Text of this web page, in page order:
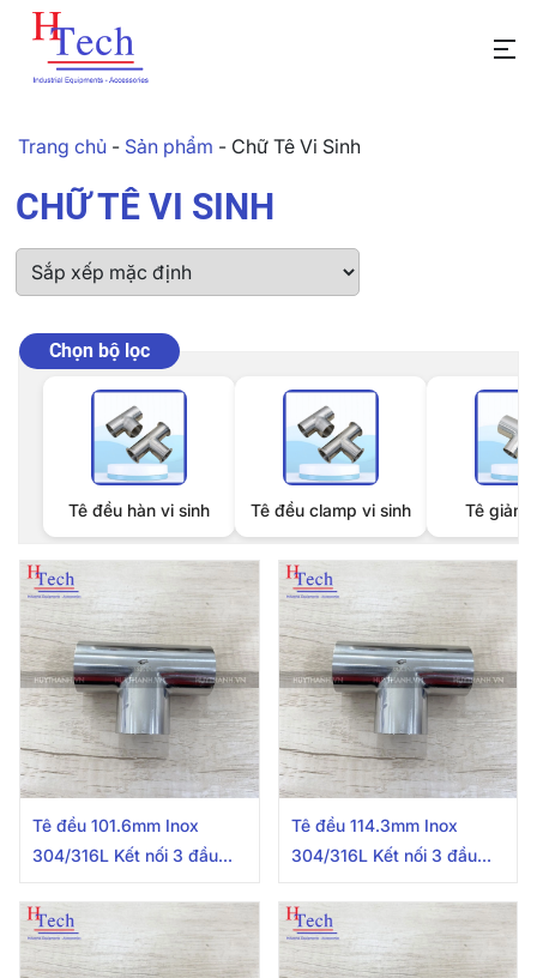
Trang chủ - Sản phẩm - Chữ Tê Vi Sinh
CHỮ TÊ VI SINH
Chọn bộ lọc
Tê đều hàn vi sinh Tê đều clamp vi sinh Tê giảm
Tê đều 101.6mm Inox
304/316L Kết nối 3 đầu
Tê đều 114.3mm Inox
304/316L Kết nối 3 đầu